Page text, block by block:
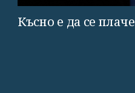
Късно е да се плаче